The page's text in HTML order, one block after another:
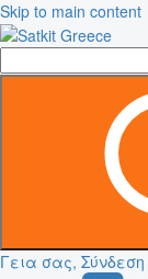
Skip to main content
Γεια σας, Σύνδεση